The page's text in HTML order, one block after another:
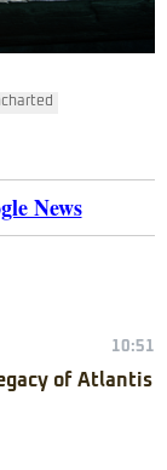
News
10:51
of Atlantis